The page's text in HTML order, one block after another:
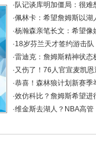
· 队记谈库明加僵局：很
·佩林卡：希望詹姆斯以湖
·杨瀚森亲笔长文：希望像
·18岁芬兰天才签约游击
·雷迪克：詹姆斯精神状
·又伤了！76人官宣麦凯
·恭喜！森林狼计划新赛
·效仿科比？詹姆斯希望进
·维金斯去湖人？NBA高